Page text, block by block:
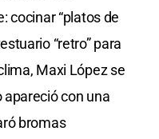
cocinar “platos de
“retro” para
Maxi López se
con una
bromas